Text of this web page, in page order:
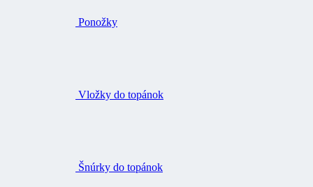
Ponožky
Vložky do topánok
Šnúrky do topánok